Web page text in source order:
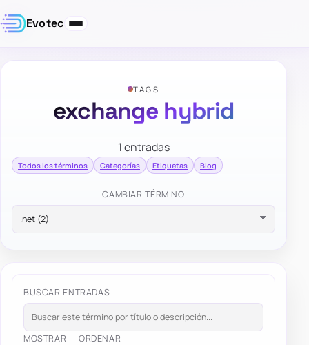
Evotec
TAGS
exchange hybrid
1 entradas
Todos los términos Categorías Etiquetas Blog
CAMBIAR TÉRMINO
BUSCAR ENTRADAS
MOSTRAR ORDENAR